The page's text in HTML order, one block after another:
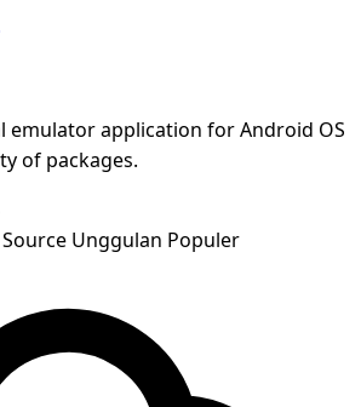
emulator application for Android OS
of packages.
Unggulan Populer